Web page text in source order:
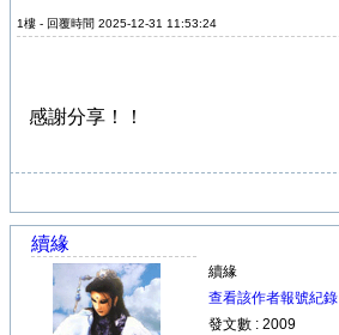
1樓 - 回覆時間 2025-12-31 11:53:24
感謝分享！！
續緣
續緣
查看該作者報號紀錄
發文數 : 2009